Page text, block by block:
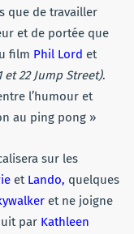
que de travailler
et de portée que
film Phil Lord et
et 22 Jump Street).
l’humour et
au ping pong »
sur les
et Lando, quelques
et ne joigne
par Kathleen